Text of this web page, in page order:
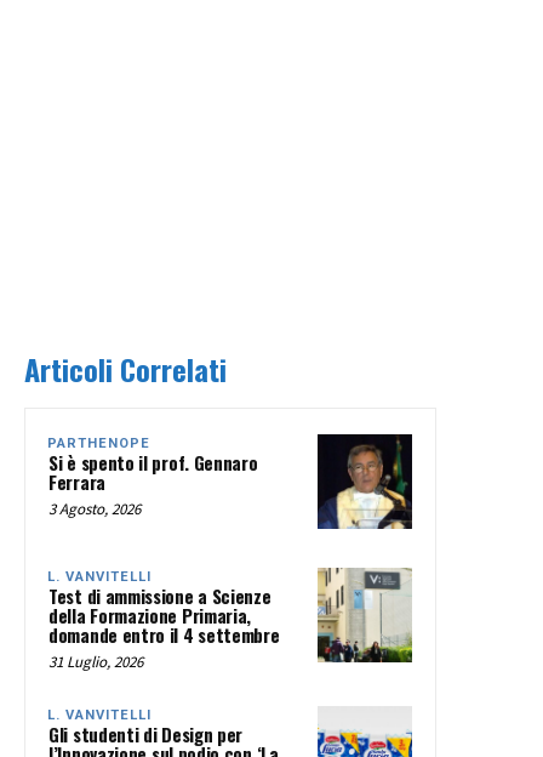
Articoli Correlati
PARTHENOPE
Si è spento il prof. Gennaro
Ferrara
3 Agosto, 2026
L. VANVITELLI
Test di ammissione a Scienze
della Formazione Primaria,
domande entro il 4 settembre
31 Luglio, 2026
L. VANVITELLI
Gli studenti di Design per